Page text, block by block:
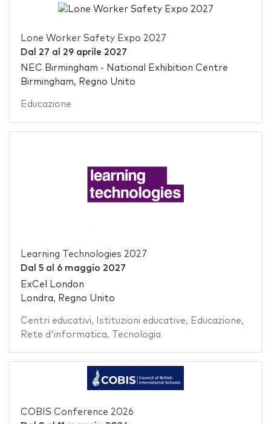
Lone Worker Safety Expo 2027
Dal 27 al 29 aprile 2027
NEC Birmingham - National Exhibition Centre
Birmingham, Regno Unito
Educazione
Learning Technologies 2027
Dal 5al 6 maggio 2027
ExCel London
Londra, Regno Unito
Centri educativi, Istituzioni educative, Educazione,
Rete d'informatica, Tecnologia
COBIS Conference 2026